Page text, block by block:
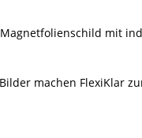
mit
machen FlexiKlar